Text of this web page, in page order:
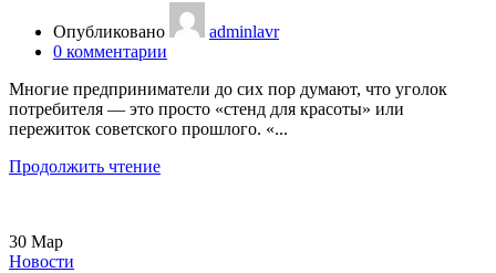
Опубликовано
adminlavr
0 комментарии
Многие предприниматели до сих пор думают, что уголок
потребителя — это просто «стенд для красоты» или
пережиток советского прошлого. «...
Продолжить чтение
30 Мар
Новости